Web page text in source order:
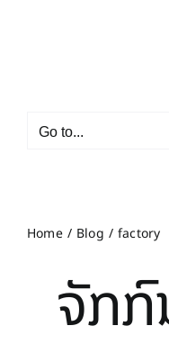
Go to...
Home Blog factory
ຈັກກົ